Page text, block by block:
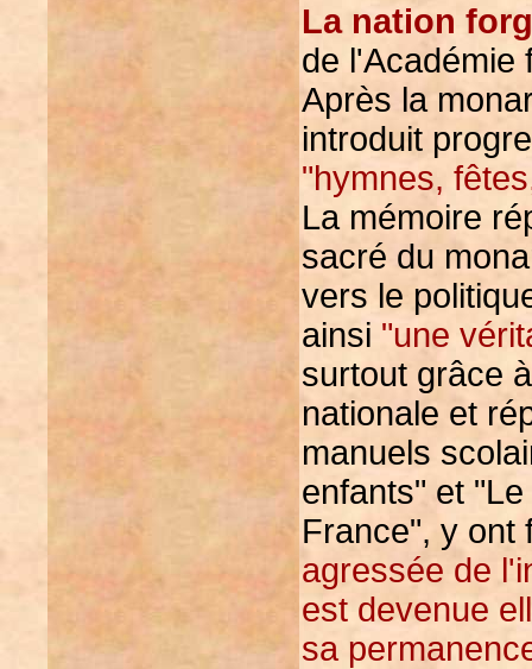
La nation
de l'Académie
Après la
introduit
"hymnes,
La mémoire
sacré du
vers le
ainsi "une
surtout grâce
nationale et
manuels
enfants" et
France", y ont
agressée de
est devenue
sa